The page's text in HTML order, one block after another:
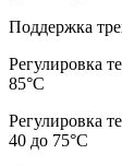
Поддержка
Регулировка
85°С
Регулировка
40 до 75°С